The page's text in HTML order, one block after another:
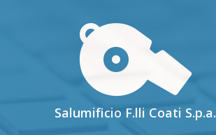
Salumificio F.lli Coati S.p.a.